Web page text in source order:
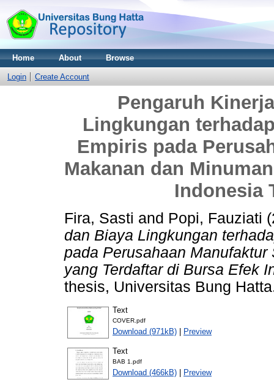
Home About Browse
Login Create Account
Pengaruh
Lingkungan
Empiris pada
Makanan dan
Indonesia
Fira, Sasti and Popi, Fauziati
dan Biaya Lingkungan
pada Perusahaan
yang Terdaftar di Bursa Efek
thesis, Universitas Bung
Text
COVER.pdf
Download (971kB) | Preview
Text
BAB 1.pdf
Download (466kB) | Preview